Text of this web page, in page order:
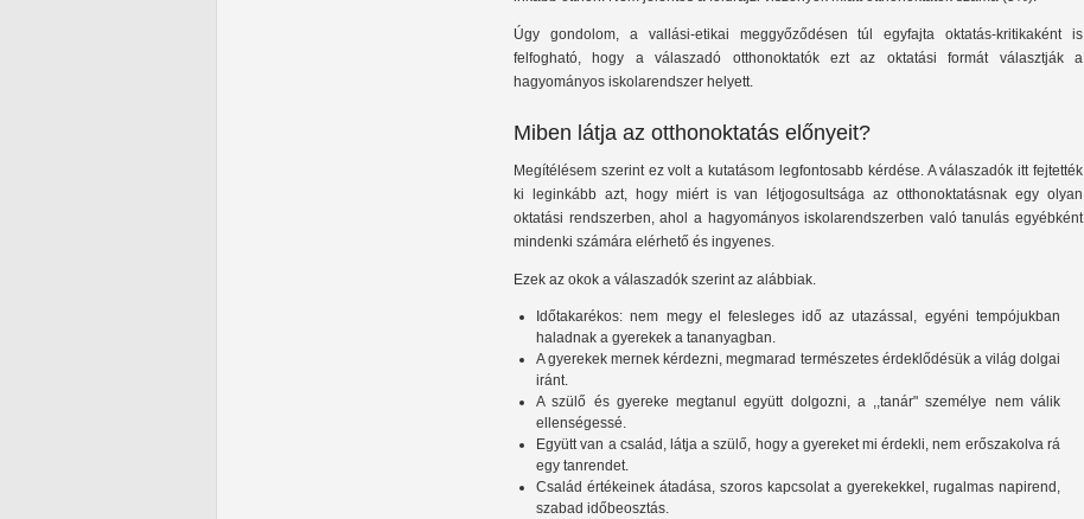
Úgy gondolom, a vallási-etikai meggyőződésen túl egyfajta oktatás-kritikaként is
felfogható, hogy a válaszadó otthonoktatók ezt az oktatási formát választják a
hagyományos iskolarendszer helyett.
Miben látja az otthonoktatás előnyeit?
Megítélésem szerint ez volt a kutatásom legfontosabb kérdése. A válaszadók itt fejtették
ki leginkább azt, hogy miért is van létjogosultsága az otthonoktatásnak egy olyan
oktatási rendszerben, ahol a hagyományos iskolarendszerben való tanulás egyébként
mindenki számára elérhető és ingyenes.
Ezek az okok a válaszadók szerint az alábbiak.
Időtakarékos: nem megy el felesleges idő az utazással, egyéni tempójukban
haladnak a gyerekek a tananyagban.
A gyerekek mernek kérdezni, megmarad természetes érdeklődésük a világ dolgai
iránt.
A szülő és gyereke megtanul együtt dolgozni, a ,,tanár" személye nem válik
ellenségessé.
Együtt van a család, látja a szülő, hogy a gyereket mi érdekli, nem erőszakolva rá
egy tanrendet.
Család értékeinek átadása, szoros kapcsolat a gyerekekkel, rugalmas napirend,
szabad időbeosztás.